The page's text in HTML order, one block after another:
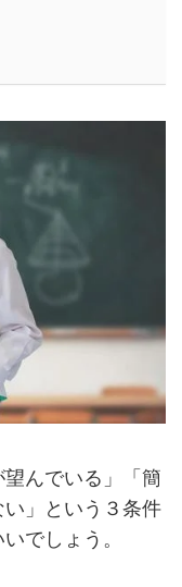
んでいる」「簡
」という３条件
でしょう。